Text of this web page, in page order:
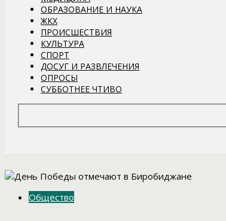
ОБРАЗОВАНИЕ И НАУКА
ЖКХ
ПРОИСШЕСТВИЯ
КУЛЬТУРА
СПОРТ
ДОСУГ И РАЗВЛЕЧЕНИЯ
ОПРОСЫ
СУББОТНЕЕ ЧТИВО
Общество